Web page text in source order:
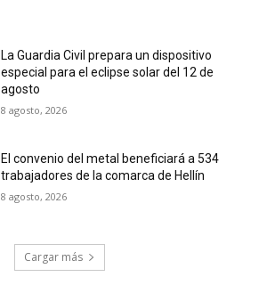
La Guardia Civil prepara un dispositivo
especial para el eclipse solar del 12 de
agosto
8 agosto, 2026
El convenio del metal beneficiará a 534
trabajadores de la comarca de Hellín
8 agosto, 2026
Cargar más